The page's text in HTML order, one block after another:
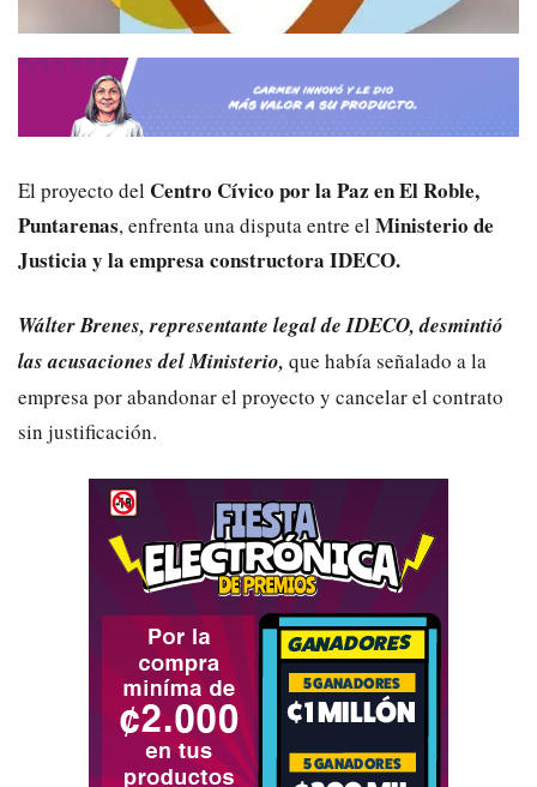
El proyecto del Centro Cívico por la Paz en El Roble,
Puntarenas, enfrenta una disputa entre el Ministerio de
Justicia y la empresa constructora IDECO.
Wálter Brenes, representante legal de IDECO, desmintió
las acusaciones del Ministerio, que había señalado a la
empresa por abandonar el proyecto y cancelar el contrato
sin justificación.